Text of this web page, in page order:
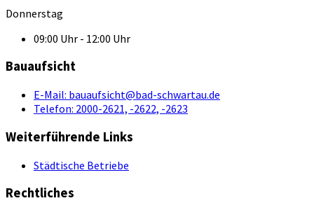
Donnerstag
09:00 Uhr - 12:00 Uhr
Bauaufsicht
E-Mail: bauaufsicht@bad-schwartau.de
Telefon: 2000-2621, -2622, -2623
Weiterführende Links
Städtische Betriebe
Rechtliches